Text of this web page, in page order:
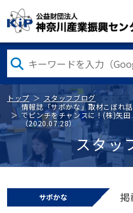
トップ
スタッフブログ
情報誌「サポかな」取材こぼれ
でピンチをチャンスに！(株)矢
（2020.07.28）
スタッ
サポかな 掲